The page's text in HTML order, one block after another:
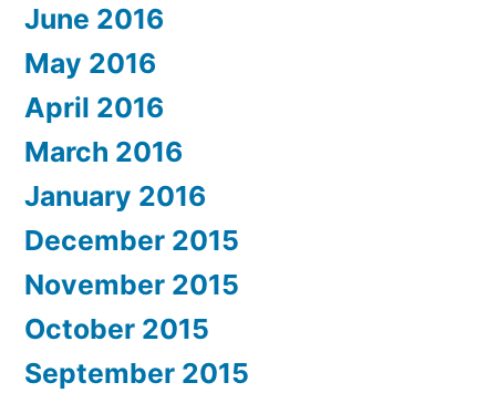
June 2016
May 2016
April 2016
March 2016
January 2016
December 2015
November 2015
October 2015
September 2015